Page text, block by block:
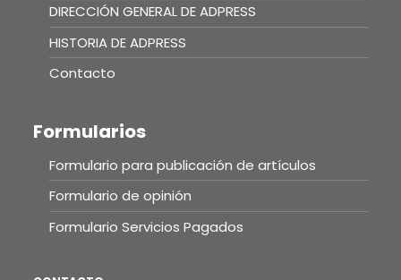
DIRECCIÓN GENERAL DE ADPRESS
HISTORIA DE ADPRESS
Contacto
Formularios
Formulario para publicación de artículos
Formulario de opinión
Formulario Servicios Pagados